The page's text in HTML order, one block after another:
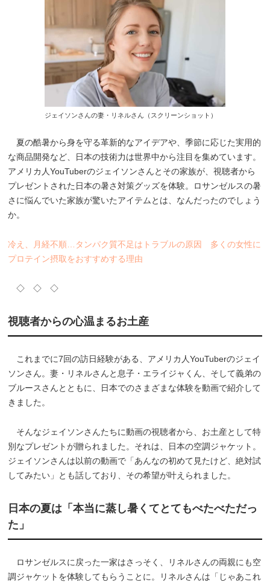
ジェイソンさんの妻・リネルさん（スクリーンショット）
夏の酷暑から身を守る革新的なアイデアや、季節に応じた実用的
な商品開発など、日本の技術力は世界中から注目を集めています。
アメリカ人YouTuberのジェイソンさんとその家族が、視聴者から
プレゼントされた日本の暑さ対策グッズを体験。ロサンゼルスの暑
さに悩んでいた家族が驚いたアイテムとは、なんだったのでしょう
か。
冷え、月経不順…タンパク質不足はトラブルの原因 多くの女性に
プロテイン摂取をおすすめする理由
◇ ◇ ◇
視聴者からの心温まるお土産
これまでに7回の訪日経験がある、アメリカ人YouTuberのジェイ
ソンさん。妻・リネルさんと息子・エライジャくん、そして義弟の
ブルースさんとともに、日本でのさまざまな体験を動画で紹介して
きました。
そんなジェイソンさんたちに動画の視聴者から、お土産として特
別なプレゼントが贈られました。それは、日本の空調ジャケット。
ジェイソンさんは以前の動画で「あんなの初めて見たけど、絶対試
してみたい」とも話しており、その希望が叶えられました。
日本の夏は「本当に蒸し暑くてとてもべたべただっ
た」
ロサンゼルスに戻った一家はさっそく、リネルさんの両親にも空
調ジャケットを体験してもらうことに。リネルさんは「じゃあこれ